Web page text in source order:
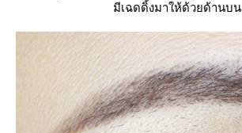
มีเฉดดิ้งมาให้ด้วยด้านบน